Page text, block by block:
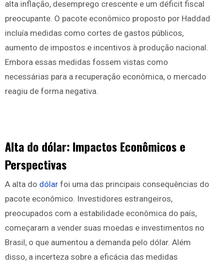
alta inflação, desemprego crescente e um déficit fiscal
preocupante. O pacote econômico proposto por Haddad
incluía medidas como cortes de gastos públicos,
aumento de impostos e incentivos à produção nacional.
Embora essas medidas fossem vistas como
necessárias para a recuperação econômica, o mercado
reagiu de forma negativa.
Alta do dólar: Impactos Econômicos e
Perspectivas
A alta do dólar foi uma das principais consequências do
pacote econômico. Investidores estrangeiros,
preocupados com a estabilidade econômica do país,
começaram a vender suas moedas e investimentos no
Brasil, o que aumentou a demanda pelo dólar. Além
disso, a incerteza sobre a eficácia das medidas